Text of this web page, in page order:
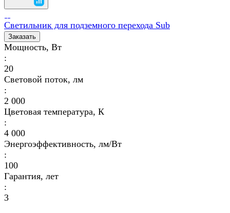
Светильник для подземного перехода Sub
Заказать
Мощность, Вт
:
20
Световой поток, лм
:
2 000
Цветовая температура, К
:
4 000
Энергоэффективность, лм/Вт
:
100
Гарантия, лет
:
3